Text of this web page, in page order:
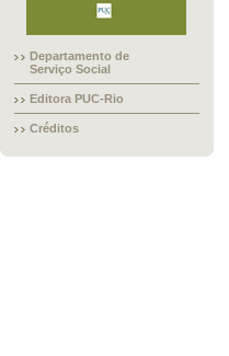
Departamento de
Serviço Social
Editora PUC-Rio
Créditos